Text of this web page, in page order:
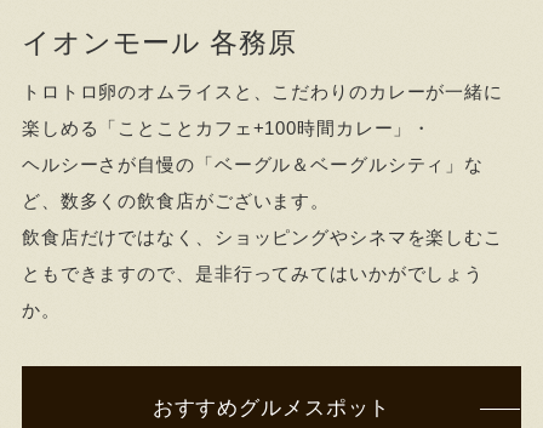
イオンモール 各務原
トロトロ卵のオムライスと、こだわりのカレーが一緒に
楽しめる「ことことカフェ+100時間カレー」・
ヘルシーさが自慢の「ベーグル＆ベーグルシティ」な
ど、数多くの飲食店がございます。
飲食店だけではなく、ショッピングやシネマを楽しむこ
ともできますので、是非行ってみてはいかがでしょう
か。
おすすめグルメスポット